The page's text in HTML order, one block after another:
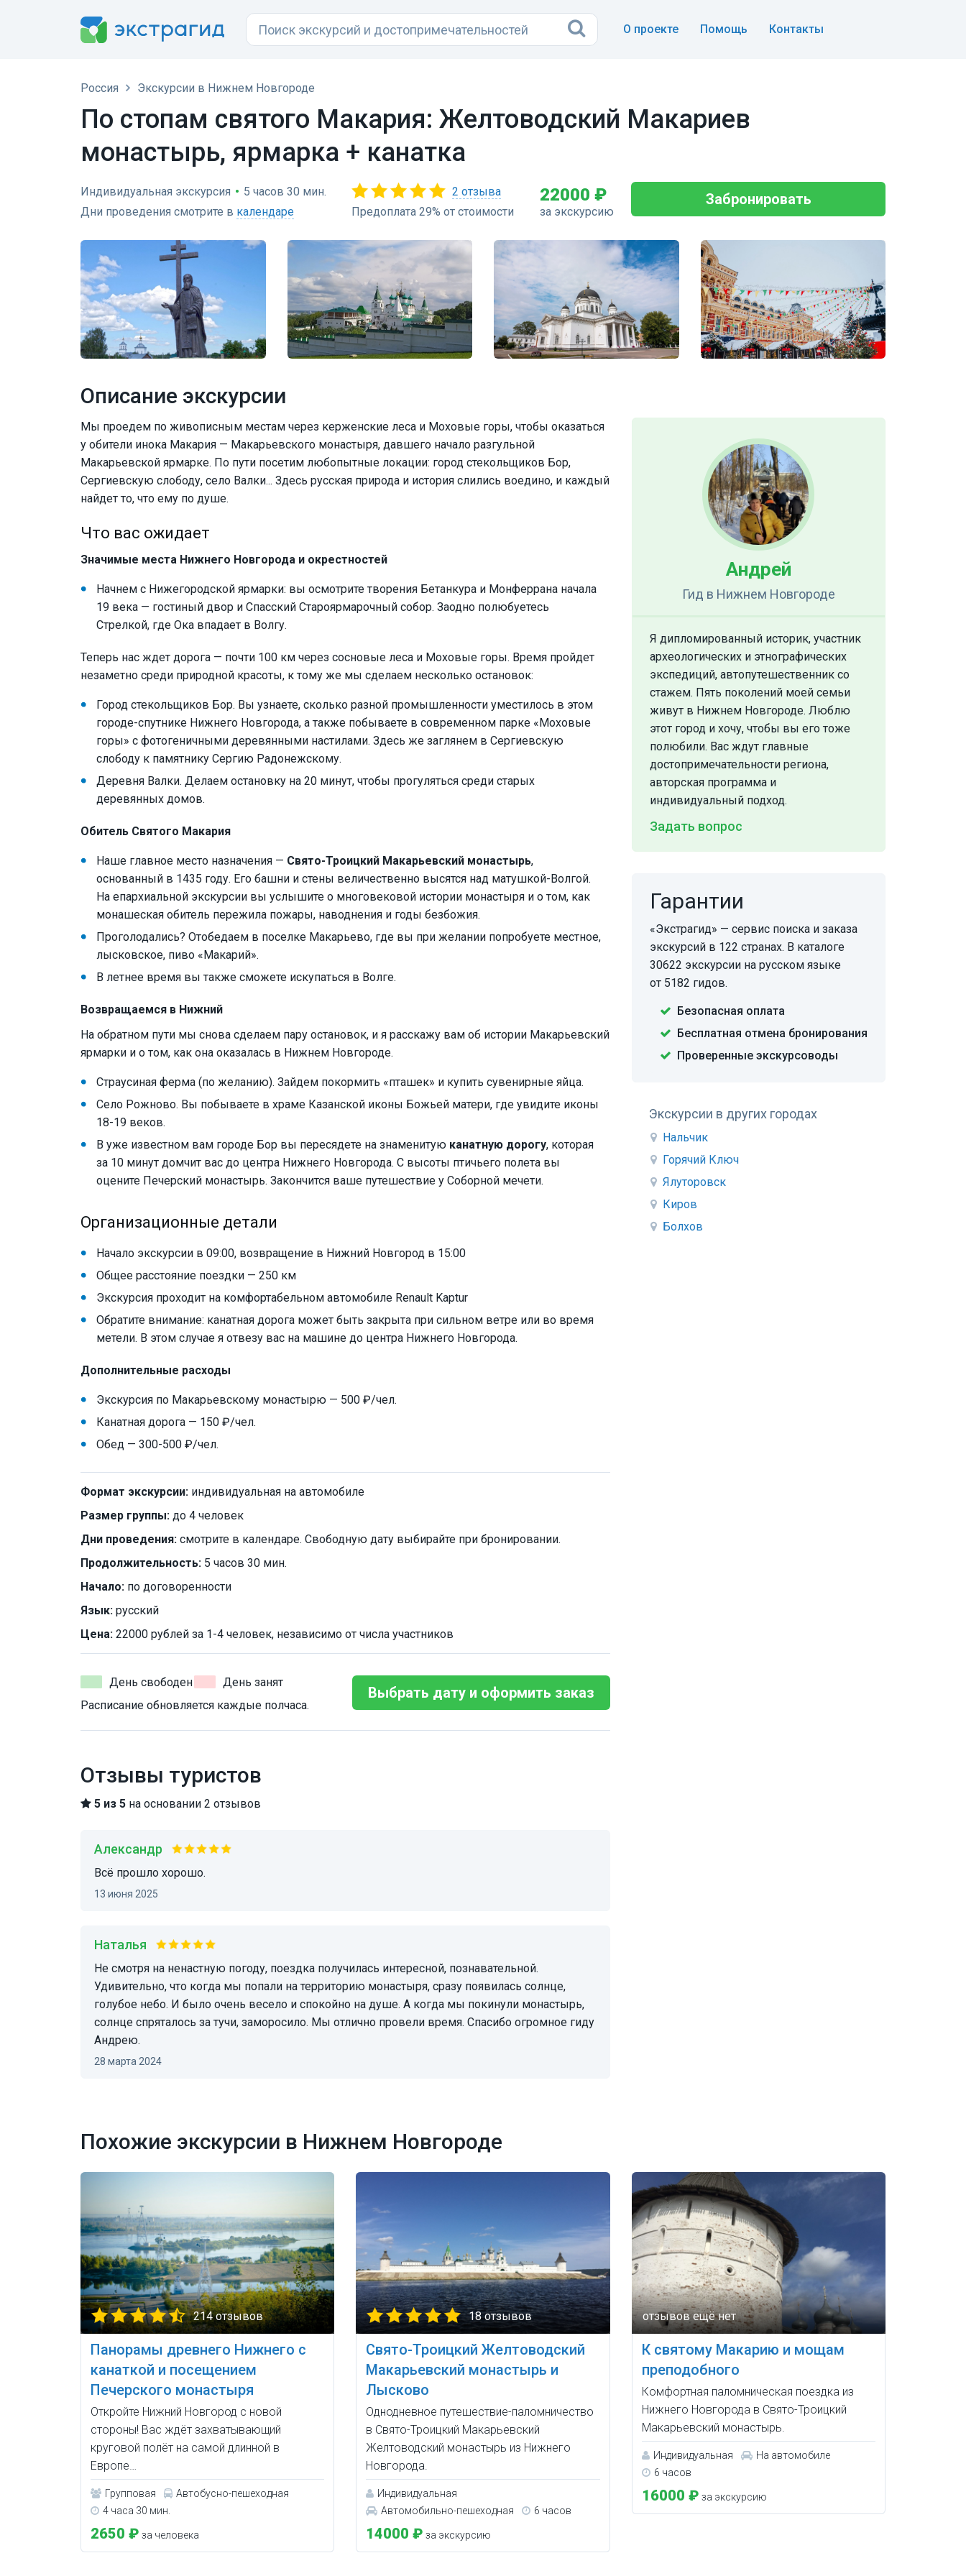
О проекте Помощь Контакты
Россия Экскурсии в Нижнем Новгороде
По стопам святого Макария: Желтоводский Макариев
монастырь, ярмарка + канатка
Индивидуальная экскурсия • 5 часов 30 мин.
Дни проведения смотрите в календаре
2 отзыва
Предоплата 29% от стоимости
22000 ₽
за экскурсию
Забронировать
Описание экскурсии
Мы проедем по живописным местам через керженские леса и Моховые горы, чтобы оказаться
у обители инока Макария — Макарьевского монастыря, давшего начало разгульной
Макарьевской ярмарке. По пути посетим любопытные локации: город стекольщиков Бор,
Сергиевскую слободу, село Валки... Здесь русская природа и история слились воедино, и каждый
найдет то, что ему по душе.
Что вас ожидает
Значимые места Нижнего Новгорода и окрестностей
Начнем с Нижегородской ярмарки: вы осмотрите творения Бетанкура и Монферрана начала
19 века — гостиный двор и Спасский Староярмарочный собор. Заодно полюбуетесь
Стрелкой, где Ока впадает в Волгу.
Теперь нас ждет дорога — почти 100 км через сосновые леса и Моховые горы. Время пройдет
незаметно среди природной красоты, к тому же мы сделаем несколько остановок:
Город стекольщиков Бор. Вы узнаете, сколько разной промышленности уместилось в этом
городе-спутнике Нижнего Новгорода, а также побываете в современном парке «Моховые
горы» с фотогеничными деревянными настилами. Здесь же заглянем в Сергиевскую
слободу к памятнику Сергию Радонежскому.
Деревня Валки. Делаем остановку на 20 минут, чтобы прогуляться среди старых
деревянных домов.
Обитель Святого Макария
Наше главное место назначения — Свято-Троицкий Макарьевский монастырь,
основанный в 1435 году. Его башни и стены величественно высятся над матушкой-Волгой.
На епархиальной экскурсии вы услышите о многовековой истории монастыря и о том, как
монашеская обитель пережила пожары, наводнения и годы безбожия.
Проголодались? Отобедаем в поселке Макарьево, где вы при желании попробуете местное,
лысковское, пиво «Макарий».
В летнее время вы также сможете искупаться в Волге.
Возвращаемся в Нижний
На обратном пути мы снова сделаем пару остановок, и я расскажу вам об истории Макарьевский
ярмарки и о том, как она оказалась в Нижнем Новгороде.
Страусиная ферма (по желанию). Зайдем покормить «пташек» и купить сувенирные яйца.
Село Рожново. Вы побываете в храме Казанской иконы Божьей матери, где увидите иконы
18-19 веков.
В уже известном вам городе Бор вы пересядете на знаменитую канатную дорогу, которая
за 10 минут домчит вас до центра Нижнего Новгорода. С высоты птичьего полета вы
оцените Печерский монастырь. Закончится ваше путешествие у Соборной мечети.
Организационные детали
Начало экскурсии в 09:00, возвращение в Нижний Новгород в 15:00
Общее расстояние поездки — 250 км
Экскурсия проходит на комфортабельном автомобиле Renault Kaptur
Обратите внимание: канатная дорога может быть закрыта при сильном ветре или во время
метели. В этом случае я отвезу вас на машине до центра Нижнего Новгорода.
Дополнительные расходы
Экскурсия по Макарьевскому монастырю — 500 ₽/чел.
Канатная дорога — 150 ₽/чел.
Обед — 300-500 ₽/чел.
Формат экскурсии: индивидуальная на автомобиле
Размер группы: до 4 человек
Дни проведения: смотрите в календаре. Свободную дату выбирайте при бронировании.
Продолжительность: 5 часов 30 мин.
Начало: по договоренности
Язык: русский
Цена: 22000 рублей за 1-4 человек, независимо от числа участников
День свободен
День занят
Расписание обновляется каждые полчаса.
Выбрать дату и оформить заказ
Отзывы туристов
5 из 5 на основании 2 отзывов
Александр
Всё прошло хорошо.
13 июня 2025
Наталья
Не смотря на ненастную погоду, поездка получилась интересной, познавательной.
Удивительно, что когда мы попали на территорию монастыря, сразу появилась солнце,
голубое небо. И было очень весело и спокойно на душе. А когда мы покинули монастырь,
солнце спряталось за тучи, заморосило. Мы отлично провели время. Спасибо огромное гиду
Андрею.
28 марта 2024
Андрей
Гид в Нижнем Новгороде
Я дипломированный историк, участник
археологических и этнографических
экспедиций, автопутешественник со
стажем. Пять поколений моей семьи
живут в Нижнем Новгороде. Люблю
этот город и хочу, чтобы вы его тоже
полюбили. Вас ждут главные
достопримечательности региона,
авторская программа и
индивидуальный подход.
Задать вопрос
Гарантии
«Экстрагид» — сервис поиска и заказа
экскурсий в 122 странах. В каталоге
30622 экскурсии на русском языке
от 5182 гидов.
Безопасная оплата
Бесплатная отмена бронирования
Проверенные экскурсоводы
Экскурсии в других городах
Нальчик
Горячий Ключ
Ялуторовск
Киров
Болхов
Похожие экскурсии в Нижнем Новгороде
214 отзывов
Панорамы древнего Нижнего с
канаткой и посещением
Печерского монастыря
Откройте Нижний Новгород с новой
стороны! Вас ждёт захватывающий
круговой полёт на самой длинной в
Европе…
Групповая
Автобусно-пешеходная
4 часа 30 мин.
2650 ₽ за человека
18 отзывов
Свято-Троицкий Желтоводский
Макарьевский монастырь и
Лысково
Однодневное путешествие-паломничество
в Свято-Троицкий Макарьевский
Желтоводский монастырь из Нижнего
Новгорода.
Индивидуальная
Автомобильно-пешеходная
6 часов
14000 ₽ за экскурсию
К святому Макарию и мощам
преподобного
Комфортная паломническая поездка из
Нижнего Новгорода в Свято-Троицкий
Макарьевский монастырь.
Индивидуальная
На автомобиле
6 часов
16000 ₽ за экскурсию